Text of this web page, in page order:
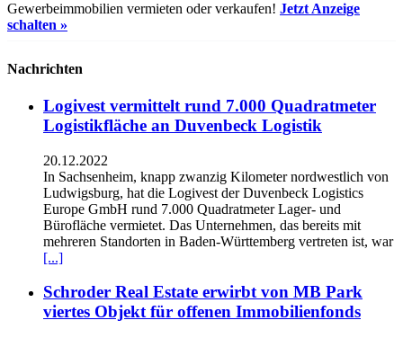
Gewerbeimmobilien vermieten oder verkaufen! Jetzt Anzeige
schalten »
Nachrichten
Logivest vermittelt rund 7.000 Quadratmeter
Logistikfläche an Duvenbeck Logistik
20.12.2022
In Sachsenheim, knapp zwanzig Kilometer nordwestlich von
Ludwigsburg, hat die Logivest der Duvenbeck Logistics
Europe GmbH rund 7.000 Quadratmeter Lager- und
Bürofläche vermietet. Das Unternehmen, das bereits mit
mehreren Standorten in Baden-Württemberg vertreten ist, war
[...]
Schroder Real Estate erwirbt von MB Park
viertes Objekt für offenen Immobilienfonds